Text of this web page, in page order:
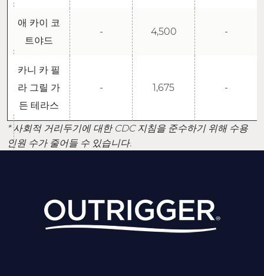
애 카이 코
트야드
- 4,500 -
카니 카 필
라 그릴 가
든 테라스
- 1,675 -
* 사회적 거리두기에 대한 CDC 지침을 준수하기 위해 수용
인원 수가 줄어들 수 있습니다.